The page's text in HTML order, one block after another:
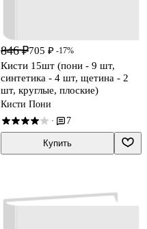
846 ₽705 ₽ -17%
Кисти 15шт (пони - 9 шт,
синтетика - 4 шт, щетина - 2
шт, круглые, плоские)
Кисти Пони
· 7
Купить